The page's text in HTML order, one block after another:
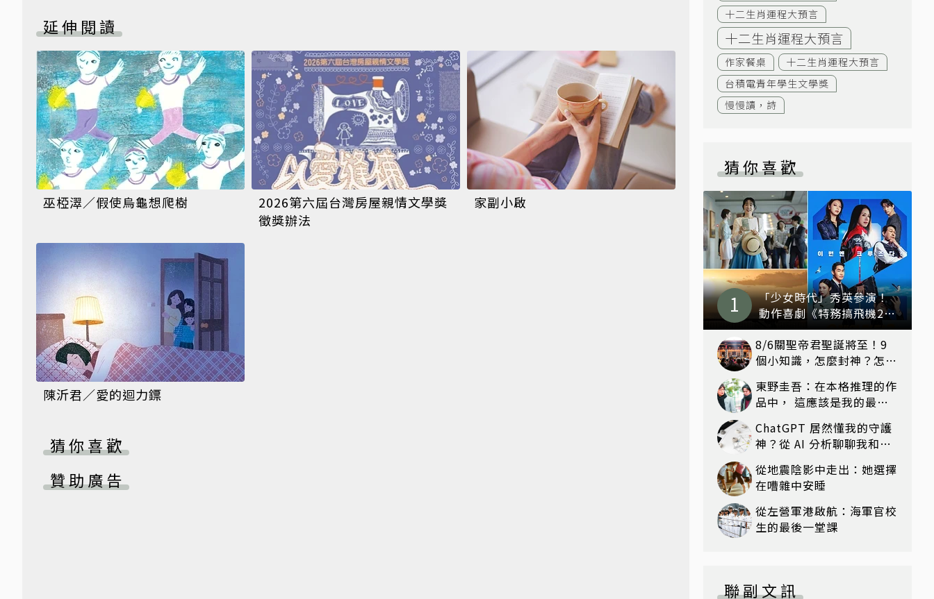
延伸閱讀
巫椏濢／假使烏龜想爬樹
2026第六屆台灣房屋親情文學獎
徵獎辦法
家副小啟
陳沂君／愛的迴力鏢
猜你喜歡
贊助廣告
十二生肖運程大預言
十二生肖運程大預言
作家餐桌
十二生肖運程大預言
台積電青年學生文學獎
慢慢讀，詩
猜你喜歡
「少女時代」秀英參演！
動作喜劇《特務搞飛機2》
8月上映
8/6關聖帝君聖誕將至！9
個小知識，怎麼封神？怎麼
東野圭吾：在本格推理的作
品中， 這應該是我的最高
身》
ChatGPT 居然懂我的守護
神？從 AI 分析聊聊我和神
從地震陰影中走出：她選擇
在嘈雜中安睡
從左營軍港啟航：海軍官校
生的最後一堂課
聯副文訊